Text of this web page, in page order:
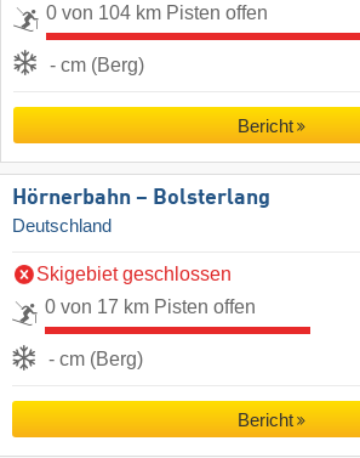
0 von 104 km Pisten offen
- cm (Berg)
Bericht
Hörnerbahn – Bolsterlang
Deutschland
Skigebiet geschlossen
0 von 17 km Pisten offen
- cm (Berg)
Bericht